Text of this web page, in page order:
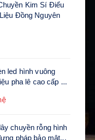
Kim Sí Điểu
Đồng Nguyên
led hình vuông
pha lê cao cấp ...
chuyền rỗng hình
pháp bảo mật...